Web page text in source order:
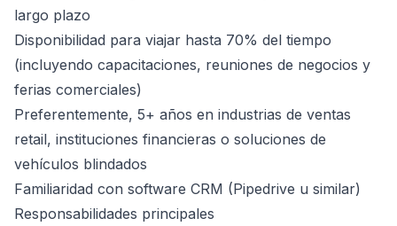
largo plazo
Disponibilidad para viajar hasta 70% del tiempo
(incluyendo capacitaciones, reuniones de negocios y
ferias comerciales)
Preferentemente, 5+ años en industrias de ventas
retail, instituciones financieras o soluciones de
vehículos blindados
Familiaridad con software CRM (Pipedrive u similar)
Responsabilidades principales